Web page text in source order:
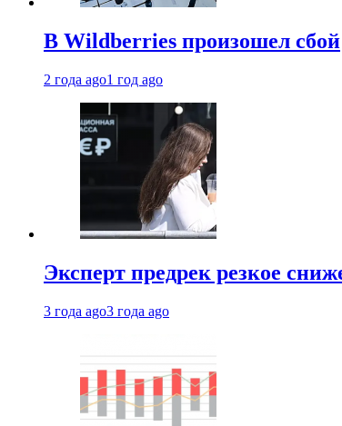
В Wildberries произошел сбой
2 года ago1 год ago
Эксперт предрек резкое
3 года ago3 года ago